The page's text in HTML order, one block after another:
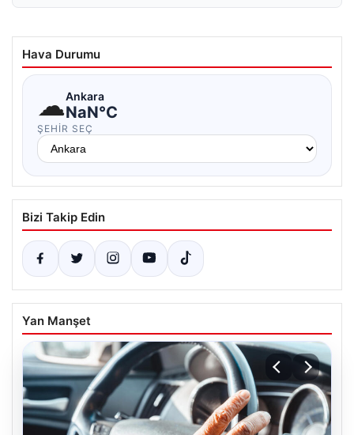
Hava Durumu
☁Ankara
NaN°C
ŞEHIR SEÇ
Bizi Takip Edin
Yan Manşet